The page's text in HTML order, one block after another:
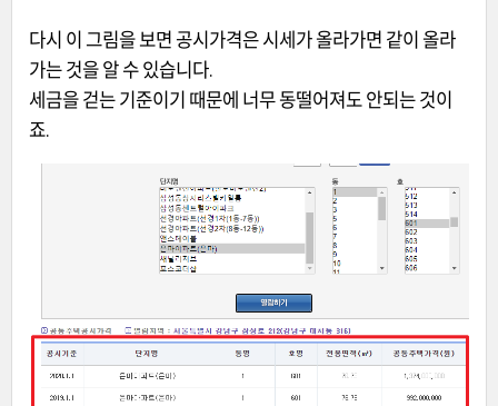
다시 이 그림을 보면 공시가격은 시세가 올라가면 같이 올라
가는 것을 알 수 있습니다.
세금을 걷는 기준이기 때문에 너무 동떨어져도 안되는 것이
죠.